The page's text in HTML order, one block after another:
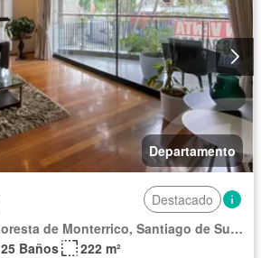
Departamento
Destacado
Urbanización La Floresta de Monterrico, Santiago de Surco
25 Baños
222 m²